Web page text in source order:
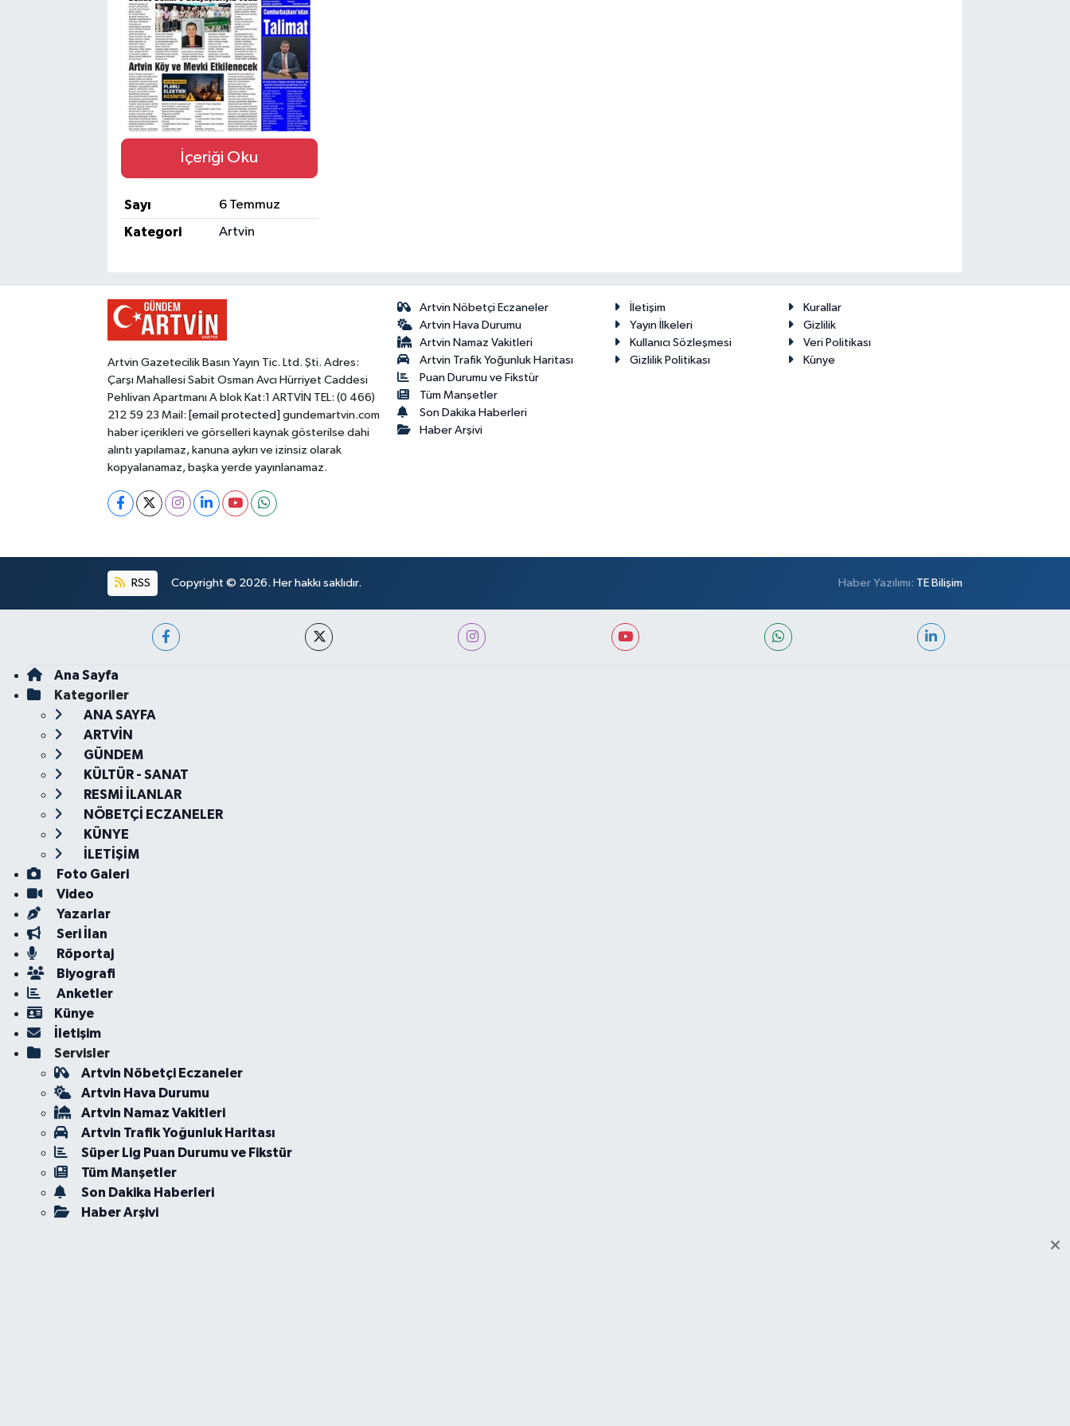
İçeriği Oku
Sayı
6 Temmuz
Kategori
Artvin
Artvin Gazetecilik Basın Yayın Tic. Ltd. Şti. Adres:
Çarşı Mahallesi Sabit Osman Avcı Hürriyet Caddesi
Pehlivan Apartmanı A blok Kat:1 ARTVİN TEL: (0 466)
212 59 23 Mail: [email protected] gundemartvin.com
haber içerikleri ve görselleri kaynak gösterilse dahi
alıntı yapılamaz, kanuna aykırı ve izinsiz olarak
kopyalanamaz, başka yerde yayınlanamaz.
Artvin Nöbetçi Eczaneler
Artvin Hava Durumu
Artvin Namaz Vakitleri
Artvin Trafik Yoğunluk Haritası
Puan Durumu ve Fikstür
Tüm Manşetler
Son Dakika Haberleri
Haber Arşivi
İletişim
Kurallar
Yayın İlkeleri
Gizlilik
Kullanıcı Sözleşmesi
Veri Politikası
Gizlilik Politikası
Künye
RSS Copyright © 2026. Her hakkı saklıdır. Haber Yazılımı: TE Bilişim
Ana Sayfa
Kategoriler
ANA SAYFA
ARTVİN
GÜNDEM
KÜLTÜR - SANAT
RESMİ İLANLAR
NÖBETÇİ ECZANELER
KÜNYE
İLETİŞİM
Foto Galeri
Video
Yazarlar
Seri İlan
Röportaj
Biyografi
Anketler
Künye
İletişim
Servisler
Artvin Nöbetçi Eczaneler
Artvin Hava Durumu
Artvin Namaz Vakitleri
Artvin Trafik Yoğunluk Haritası
Süper Lig Puan Durumu ve Fikstür
Tüm Manşetler
Son Dakika Haberleri
Haber Arşivi